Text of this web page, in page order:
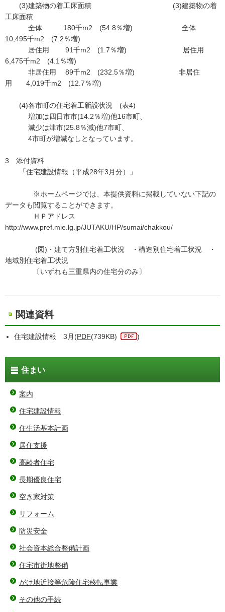
(3)建築物の着工床面積 (3)建築物の着
工床面積
全体 180千m2 (54.8％増) 全体
10,495千m2 (7.2％増)
居住用 91千m2 (1.7％増) 居住用
6,475千m2 (4.1％増)
非居住用 89千m2 (232.5％増) 非居住
用 4,019千m2 (12.7％増)
(4)各市町の住宅着工新設状況 (表4)
増加は四日市市(14.2％増)他16市町、
減少は津市(25.8％減)他7市町、
4市町が増減なしとなっています。
3 添付資料
「住宅建設情報（平成28年3月分）」
※ホームページでは、本提供資料に掲載していない下記の
データも閲覧することができます。
ＨＰアドレス
http://www.pref.mie.lg.jp/JUTAKU/HP/sumai/chakkou/
(図)・建て方別住宅着工状況 ・構造別住宅着工状況 ・
地域別住宅着工状況
〔いずれも三重県内の住宅分のみ〕
関連資料
住宅建設情報 3月(PDF(739KB) )
住まい
案内
住宅建設情報
住生活基本計画
居住支援
高齢者住宅
長期優良住宅
空き家対策
リフォーム
防災安全
社会資本総合整備計画
住宅市街地整備
がけ地近接等危険住宅移転事業
その他の手続